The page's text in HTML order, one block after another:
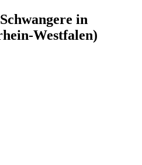
in
Westfalen)